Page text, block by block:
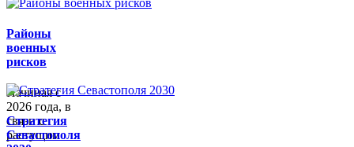
Районы
военных
рисков
Начиная с
2026 года, в
связи с
растущим
Стратегия
Севастополя